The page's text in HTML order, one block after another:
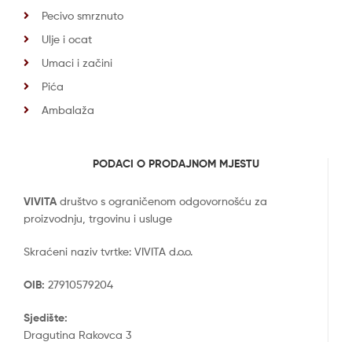
Pecivo smrznuto
Ulje i ocat
Umaci i začini
Pića
Ambalaža
PODACI O PRODAJNOM MJESTU
VIVITA društvo s ograničenom odgovornošću za
proizvodnju, trgovinu i usluge
Skraćeni naziv tvrtke: VIVITA d.o.o.
OIB: 27910579204
Sjedište:
Dragutina Rakovca 3